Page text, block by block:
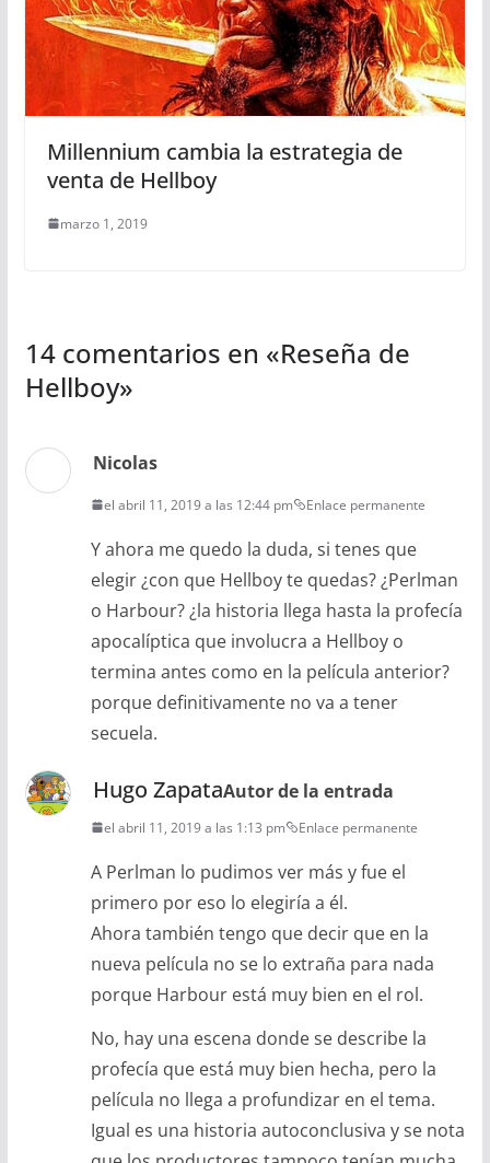
Millennium cambia la estrategia de
venta de Hellboy
marzo 1, 2019
14 comentarios en «Reseña de
Hellboy»
Nicolas
el abril 11, 2019 a las 12:44 pm Enlace permanente
Y ahora me quedo la duda, si tenes que
elegir ¿con que Hellboy te quedas? ¿Perlman
o Harbour? ¿la historia llega hasta la profecía
apocalíptica que involucra a Hellboy o
termina antes como en la película anterior?
porque definitivamente no va a tener
secuela.
Hugo ZapataAutor de la entrada
el abril 11, 2019 a las 1:13 pm Enlace permanente
A Perlman lo pudimos ver más y fue el
primero por eso lo elegiría a él.
Ahora también tengo que decir que en la
nueva película no se lo extraña para nada
porque Harbour está muy bien en el rol.
No, hay una escena donde se describe la
profecía que está muy bien hecha, pero la
película no llega a profundizar en el tema.
Igual es una historia autoconclusiva y se nota